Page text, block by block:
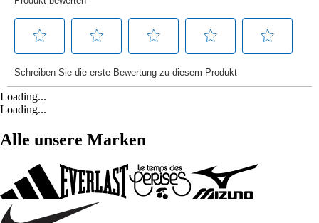
Loading...
Loading...
Alle unsere Marken